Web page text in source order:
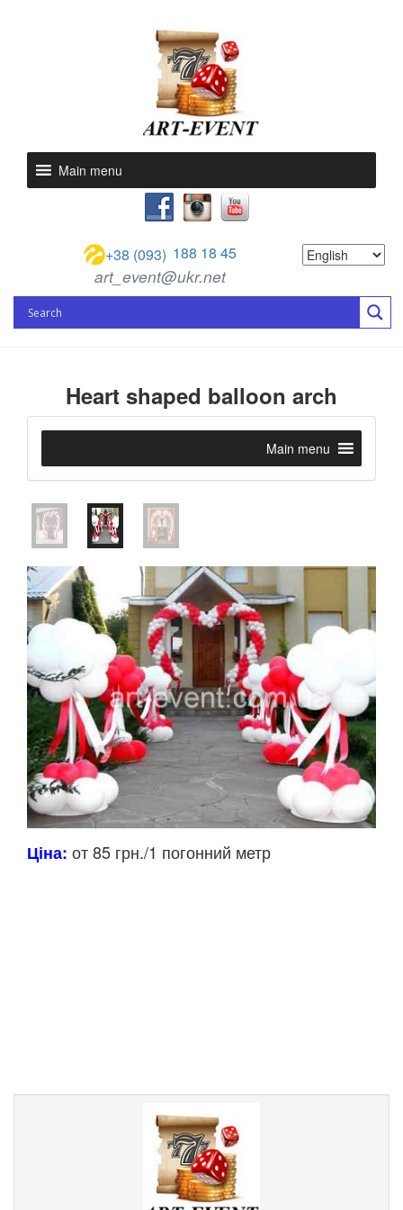
Main menu
+38 (093) 188 18 45
art_event@ukr.net
Heart shaped balloon arch
Main menu
Ціна: от 85 грн./1 погонний метр